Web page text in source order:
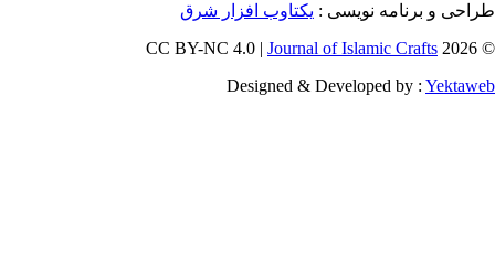
نویسی : یکتاوب افزار شرق
Journal of Islamic
Designed & Developed by :